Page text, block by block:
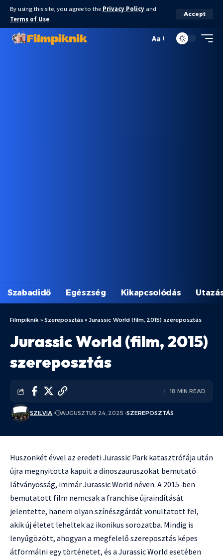
By using this site, you agree to the Privacy Policy and
Terms of Use.
Accept
Aa
Szabadidő Egészség Kikapcsolódás
Filmpiknik » Szereposztás » Jurassic World (film, 2015) szereposztás
Jurassic World (film, 2015)
szereposztás
SZILVIA AUGUSZTUS 24, 2025 SZEREPOSZTÁS
18 MIN READ
Huszonkét évvel az eredeti Jurassic Park katasztrófája után
újra megnyitotta kapuit a dinoszauruszokat bemutató
látványosság, immár Jurassic World néven. A 2015-ben
bemutatott film nemcsak a franchise újraindítását
jelentette, hanem olyan színészgárdát vonultatott fel,
akik új életet leheltek az ikonikus sorozatba. Mindig is
lenyűgözött, ahogyan a megfelelő szereposztás képes
átformálni egy történetet, és a Jurassic World esetében